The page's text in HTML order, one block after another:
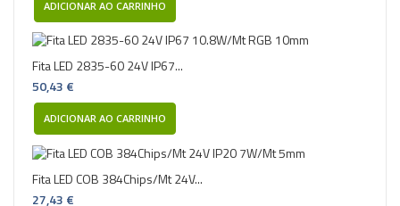
ADICIONAR AO CARRINHO
Fita LED 2835-60 24V IP67...
50,43 €
ADICIONAR AO CARRINHO
Fita LED COB 384Chips/Mt 24V...
27,43 €